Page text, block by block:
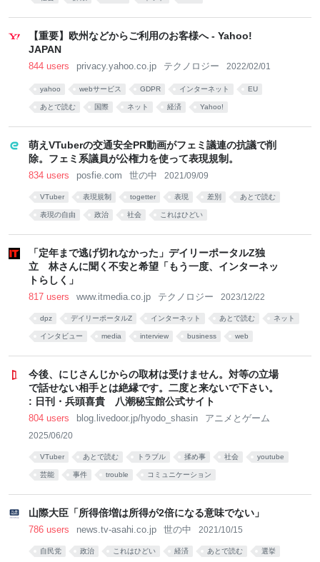
【重要】欧州などからご利用のお客様へ - Yahoo!
JAPAN
844 users privacy.yahoo.co.jp テクノロジー 2022/02/01
yahoo webサービス GDPR インターネット EU
あとで読む 国際 ネット 経済 Yahoo!
萌えVTuberの交通安全PR動画がフェミ議連の抗議で削
除。フェミ系議員が公権力を使って表現規制。
834 users posfie.com 世の中 2021/09/09
VTuber 表現規制 togetter 表現 差別 あとで読む
表現の自由 政治 社会 これはひどい
「定年まで逃げ切れなかった」デイリーポータルZ独
立 林さんに聞く不安と希望「もう一度、インターネッ
トらしく」
817 users www.itmedia.co.jp テクノロジー 2023/12/22
dpz デイリーポータルZ インターネット あとで読む ネット
インタビュー media interview business web
今後、にじさんじからの取材は受けません。対等の立場
で話せない相手とは絶縁です。二度と来ないで下さい。
: 日刊・兵頭喜貴 八潮秘宝館公式サイト
804 users blog.livedoor.jp/hyodo_shasin アニメとゲーム
2025/06/20
VTuber あとで読む トラブル 揉め事 社会 youtube
芸能 事件 trouble コミュニケーション
山際大臣「所得倍増は所得が2倍になる意味でない」
786 users news.tv-asahi.co.jp 世の中 2021/10/15
自民党 政治 これはひどい 経済 あとで読む 選挙